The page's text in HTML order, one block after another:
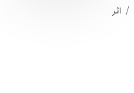
/ اثر